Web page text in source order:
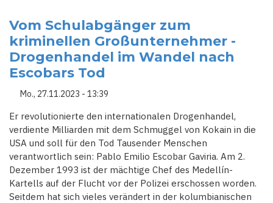
GEWINNT
NACH
SORGFÄLTIGER
STIMMENAUSZÄHLUNG
DIE
ABSOLUTE
MEHRHEIT
IM
KONGRESS
Vom Schulabgänger zum
kriminellen Großunternehmer -
Drogenhandel im Wandel nach
Escobars Tod
Mo., 27.11.2023 - 13:39
Er revolutionierte den internationalen Drogenhandel,
verdiente Milliarden mit dem Schmuggel von Kokain in die
USA und soll für den Tod Tausender Menschen
verantwortlich sein: Pablo Emilio Escobar Gaviria. Am 2.
Dezember 1993 ist der mächtige Chef des Medellín-
Kartells auf der Flucht vor der Polizei erschossen worden.
Seitdem hat sich vieles verändert in der kolumbianischen